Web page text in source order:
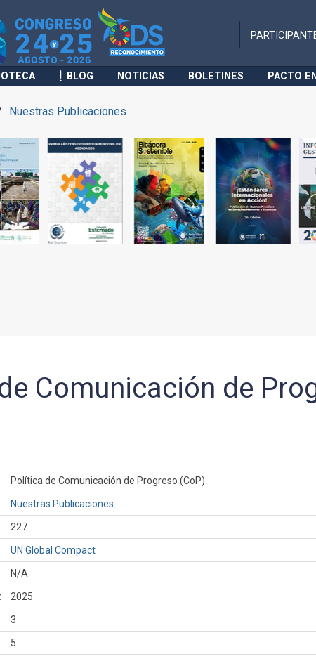
BLOG NOTICIAS BOLETINES PACTO
Nuestras Publicaciones
Comunicación de
Política de Comunicación de Progreso (CoP)
Nuestras Publicaciones
227
UN Global Compact
N/A
2025
3
5